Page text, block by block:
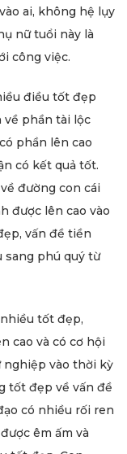
ai, không hệ lụy
nữ tuổi này là
công việc.
điều tốt đẹp
về phần tài lộc
phần lên cao
có kết quả tốt.
đường con cái
được lên cao vào
vấn đề tiền
sang phú quý từ
tốt đẹp,
cao và có cơ hội
nghiệp vào thời kỳ
tốt đẹp về vấn đề
có nhiều rối ren
êm ấm và